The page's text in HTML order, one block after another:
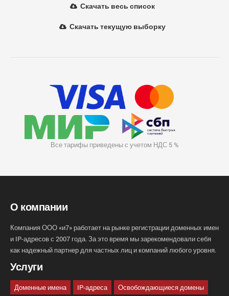
Скачать весь список
Скачать текущую выборку
Все тарифы приведены с учетом НДС 5 %
О компании
Компания ООО «и7» работает на рынке регистрации доменных имен
и IP-адресов с 2007 года. За это время мы зарекомендовали себя
как надежный партнер для частных лиц и компаний любого уровня.
Услуги
Доменные имена IP-адреса Освобождающиеся домены